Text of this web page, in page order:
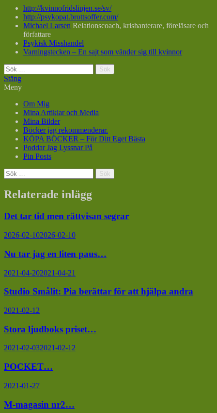
http://kvinnofridslinjen.se/sv/
http://psykopat.brottsoffer.com/
Michael Larsen Relationscoach, krishanterare, föreläsare och
författare
Psykisk Misshandel
Varningstecken – En sajt som vänder sig till kvinnor
Sök
efter:
Stäng
Meny
Om Mig
Mina Artiklar och Media
Mina Bilder
Böcker jag rekommenderar.
KÖPA BÖCKER – För Ditt Eget Bästa
Poddar Jag Lyssnar På
Pin Posts
Sök
efter:
Relaterade inlägg
Det tar tid men rättvisan segrar
2026-02-102026-02-10
Nu tar jag en liten paus…
2021-04-202021-04-21
Studio Smålit: Pia berättar för att hjälpa andra
2021-02-12
Stora ljudboks priset…
2021-02-032021-02-12
POCKET…
2021-01-27
M-magasin nr2…